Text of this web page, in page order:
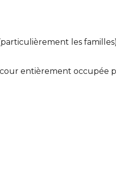
les
entièrement occupée